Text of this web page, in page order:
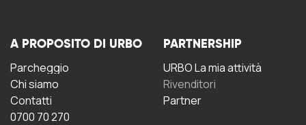
A PROPOSITO DI URBO
Parcheggio
Chi siamo
Contatti
0700 70 270
PARTNERSHIP
URBO La mia attività
Rivenditori
Partner